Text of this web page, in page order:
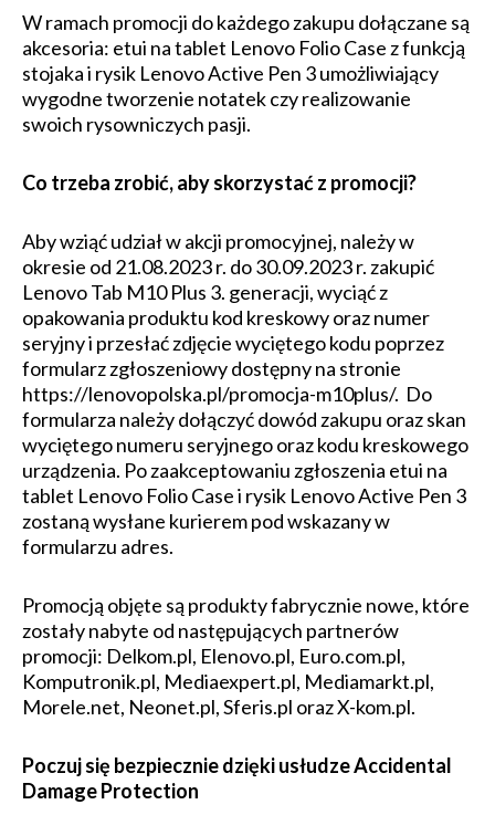
W ramach promocji do każdego zakupu dołączane są
akcesoria: etui na tablet Lenovo Folio Case z funkcją
stojaka i rysik Lenovo Active Pen 3 umożliwiający
wygodne tworzenie notatek czy realizowanie
swoich rysowniczych pasji.
Co trzeba zrobić, aby skorzystać z promocji?
Aby wziąć udział w akcji promocyjnej, należy w
okresie od 21.08.2023 r. do 30.09.2023 r. zakupić
Lenovo Tab M10 Plus 3. generacji, wyciąć z
opakowania produktu kod kreskowy oraz numer
seryjny i przesłać zdjęcie wyciętego kodu poprzez
formularz zgłoszeniowy dostępny na stronie
https://lenovopolska.pl/promocja-m10plus/. Do
formularza należy dołączyć dowód zakupu oraz skan
wyciętego numeru seryjnego oraz kodu kreskowego
urządzenia. Po zaakceptowaniu zgłoszenia etui na
tablet Lenovo Folio Case i rysik Lenovo Active Pen 3
zostaną wysłane kurierem pod wskazany w
formularzu adres.
Promocją objęte są produkty fabrycznie nowe, które
zostały nabyte od następujących partnerów
promocji: Delkom.pl, Elenovo.pl, Euro.com.pl,
Komputronik.pl, Mediaexpert.pl, Mediamarkt.pl,
Morele.net, Neonet.pl, Sferis.pl oraz X-kom.pl.
Poczuj się bezpiecznie dzięki usłudze Accidental
Damage Protection